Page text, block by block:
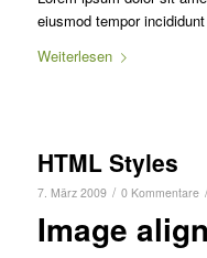
eiusmod tempor
Weiterlesen
HTML Styles
7. März 2009 / 0 Kommentare /
Image